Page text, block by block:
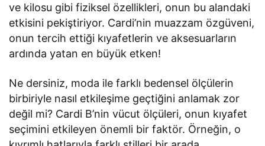
ve kilosu gibi fiziksel özellikleri, onun bu alandaki
etkisini pekiştiriyor. Cardi’nin muazzam özgüveni,
onun tercih ettiği kıyafetlerin ve aksesuarların
ardında yatan en büyük etken!
Ne dersiniz, moda ile farklı bedensel ölçülerin
birbiriyle nasıl etkileşime geçtiğini anlamak zor
değil mi? Cardi B’nin vücut ölçüleri, onun kıyafet
seçimini etkileyen önemli bir faktör. Örneğin, o